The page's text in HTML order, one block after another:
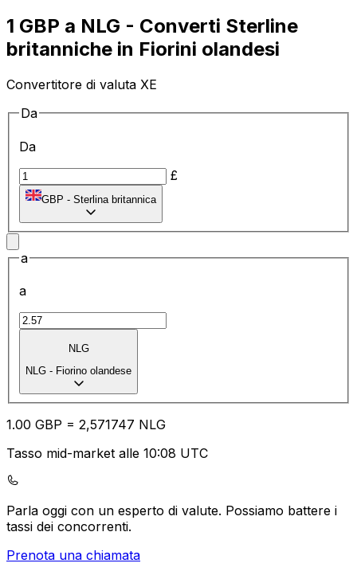
1 GBP a NLG - Converti Sterline
britanniche in Fiorini olandesi
Convertitore di valuta XE
Da
Da
£
GBP - Sterlina britannica
a
a
NLG
NLG - Fiorino olandese
1.00 GBP = 2,571747 NLG
Tasso mid-market alle 10:08 UTC
Parla oggi con un esperto di valute. Possiamo battere i
tassi dei concorrenti.
Prenota una chiamata